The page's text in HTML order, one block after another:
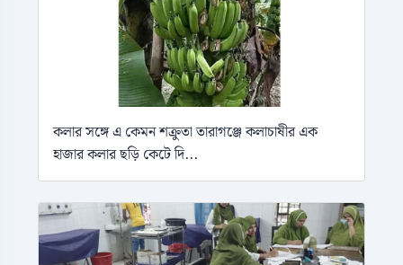
কলার সঙ্গে এ কেমন শক্রুতা তারাগঞ্জে কলাচাষীর এক
হাজার কলার ছড়ি কেটে দি...